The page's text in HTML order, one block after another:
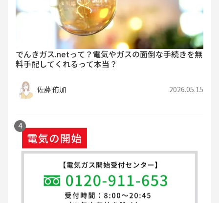
でんきガス.netって？電気やガスの面倒な手続きを無
料手配してくれるって本当？
佐藤 侑加 2026.05.15